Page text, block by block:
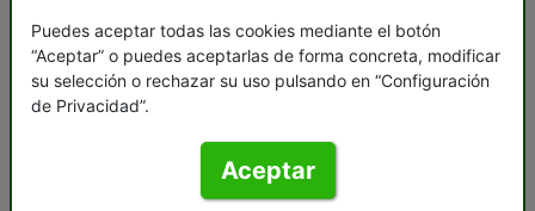
Overconsumption: The threat to
climate and nature
We live on a planet with limited
level where we would need 1.8 Earths
to satisfy our current rate of
Puedes aceptar todas las cookies mediante el botón
“Aceptar” o puedes aceptarlas de forma concreta, modificar
su selección o rechazar su uso pulsando en “Configuración
de Privacidad”.
Aceptar